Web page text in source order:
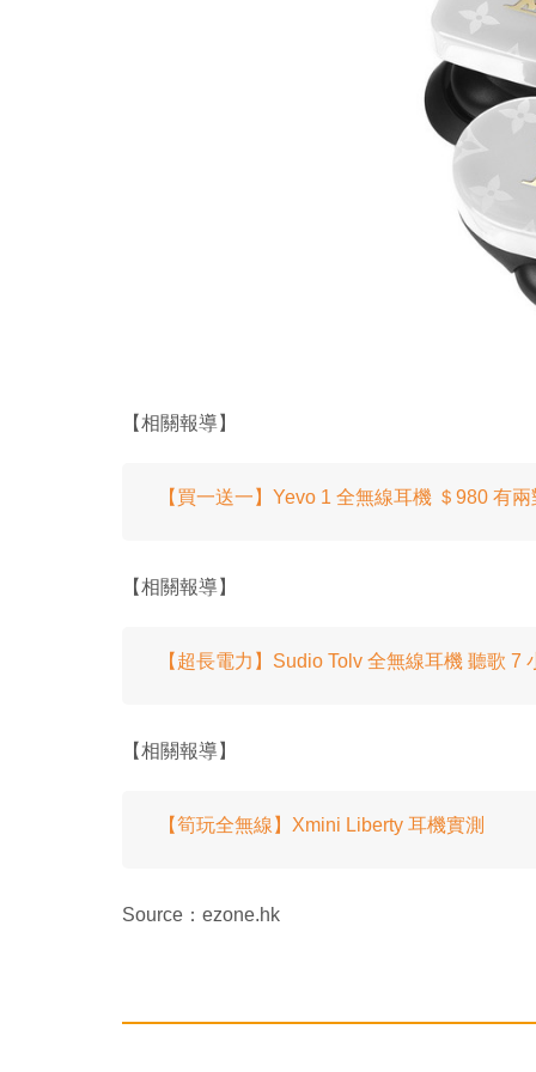
【相關報導】
【買一送一】Yevo 1 全無線耳機 ＄980 有兩
【相關報導】
【超長電力】Sudio Tolv 全無線耳機 聽歌 7
【相關報導】
【筍玩全無線】Xmini Liberty 耳機實測
Source：ezone.hk